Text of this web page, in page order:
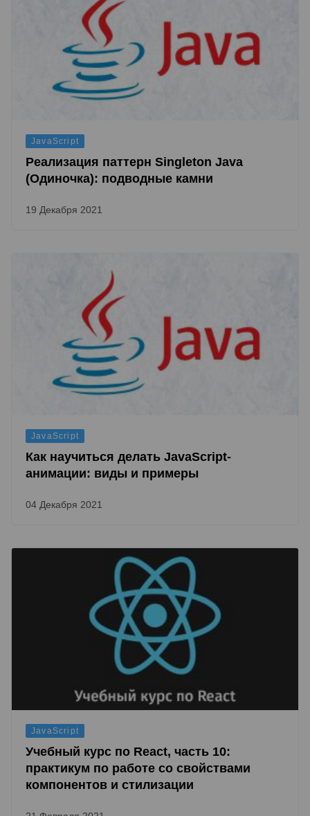
JavaScript
Реализация паттерн Singleton Java
(Одиночка): подводные камни
19 Декабря 2021
JavaScript
Как научиться делать JavaScript-
анимации: виды и примеры
04 Декабря 2021
JavaScript
Учебный курс по React, часть 10:
практикум по работе со свойствами
компонентов и стилизации